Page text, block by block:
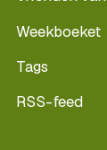
Weekboeket
Tags
RSS-feed